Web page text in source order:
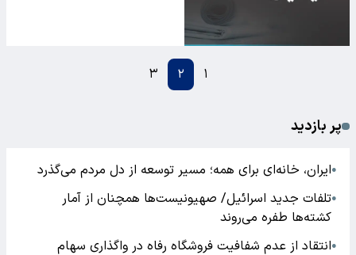
۱ ۲ ۳
پر بازدید
●ایران، خانه‌ای برای همه؛ مسیر توسعه از دل مردم می‌گذرد
●تلفات جدید اسرائیل/ صهیونیست‌ها همچنان از آمار
کشته‌ها طفره می‌روند
●انتقاد از عدم شفافیت فروشگاه رفاه در واگذاری سهام